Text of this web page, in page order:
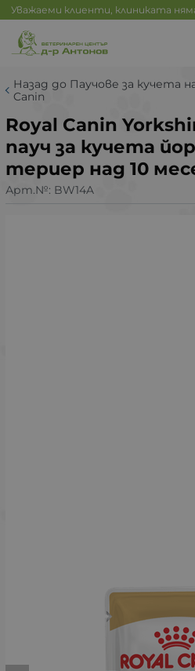
Уважаеми клиенти, клиниката
Назад до Паучове за кучета
Canin
Royal Canin
пауч за кучета
териер над 10
Арт.№: BW14A